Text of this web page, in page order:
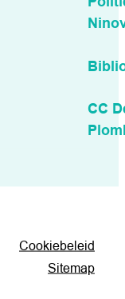
CC
Cookiebeleid
Sitemap